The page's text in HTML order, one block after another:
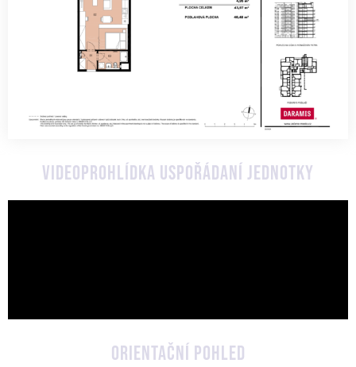
Videoprohlídka uspořádaní jednotky
orientační pohled